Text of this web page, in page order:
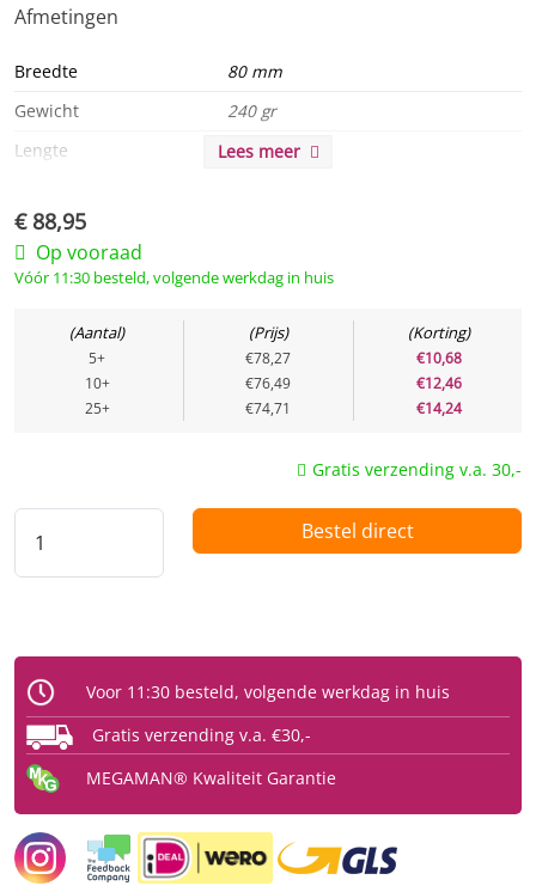
Afmetingen
Breedte
80 mm
Gewicht
240 gr
Lengte
110 mm
Algemeen
Product eigenschappen
MKG 5jr
Duurzaamheid
other 474 EUR
Energie
Vermogen (Watt)
Spanning / voltage
220 V
Functie
Dimbaar
Nee
Bewegingssensor
Lichtsensor
Nee
Lees meer
€ 88,95
Op vooraad
Vóór 11:30 besteld, volgende werkdag in huis
Aantal Prijs Korting
5+ €78,27
€10,68
10+
€76,49
€12,46
25+
€74,71 €14,24
Gratis verzending v.a. 30,-
Bestel direct
Voor 11:30 besteld, volgende werkdag in huis
Gratis verzending v.a. €30,-
MEGAMAN® Kwaliteit Garantie